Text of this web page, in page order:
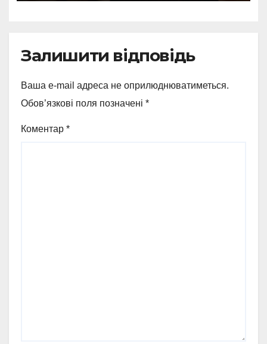
Залишити відповідь
Ваша e-mail адреса не оприлюднюватиметься.
Обов’язкові поля позначені *
Коментар *